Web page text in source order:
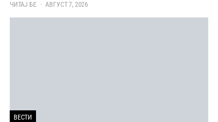
ЧИТАЈ БЕ АВГУСТ 7, 2026
ВЕСТИ